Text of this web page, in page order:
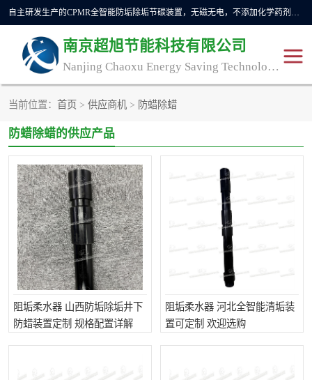
自主研发生产的CPMR全智能防垢除垢节碳装置，无磁无电，不添加化学药剂，*了国内纯物理除垢技术领域空白，其性能处于国际领先水平。广泛应用于石油炼化、钢铁冶炼、电力、煤矿、化工、供暖、压铸、汽车制造、涉水家电等行业。
南京超旭节能科技有限公司
Nanjing Chaoxu Energy Saving Technology Co., Ltd
当前位置： 首页 > 供应商机 > 防蜡除蜡
防蜡除蜡的供应产品
阻垢柔水器 山西防垢除垢井下
防蜡装置定制 规格配置详解
阻垢柔水器 河北全智能清垢装
置可定制 欢迎选购
碳装置
CPMR油田井下防垢防蜡
装置
物理防垢器生产制造商
防垢除垢
管道除垢 锅炉除垢
防垢器 CPMR商用防垢器/家用防
工业除垢 清碳燃油催化器